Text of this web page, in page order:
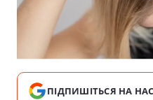
ПІДПИШІТЬСЯ НА НАС